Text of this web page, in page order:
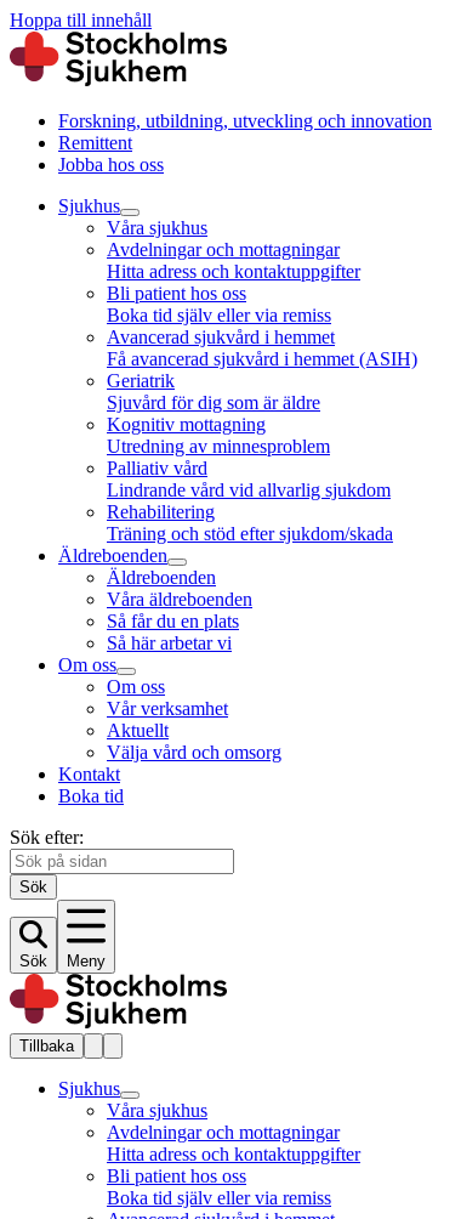
Hoppa till innehåll
Forskning, utbildning, utveckling och innovation
Remittent
Jobba hos oss
Sjukhus
Våra sjukhus
Avdelningar och mottagningar
Hitta adress och kontaktuppgifter
Bli patient hos oss
Boka tid själv eller via remiss
Avancerad sjukvård i hemmet
Få avancerad sjukvård i hemmet (ASIH)
Geriatrik
Sjuvård för dig som är äldre
Kognitiv mottagning
Utredning av minnesproblem
Palliativ vård
Lindrande vård vid allvarlig sjukdom
Rehabilitering
Träning och stöd efter sjukdom/skada
Äldreboenden
Äldreboenden
Våra äldreboenden
Så får du en plats
Så här arbetar vi
Om oss
Om oss
Vår verksamhet
Aktuellt
Välja vård och omsorg
Kontakt
Boka tid
Sök efter:
Sök
Sök Meny
Tillbaka
Sjukhus
Våra sjukhus
Avdelningar och mottagningar
Hitta adress och kontaktuppgifter
Bli patient hos oss
Boka tid själv eller via remiss